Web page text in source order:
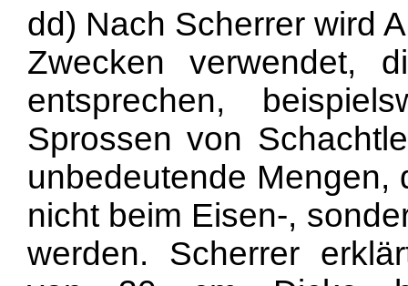
dd) Nach Scherrer wird
Zwecken verwendet,
entsprechen,
Sprossen von
unbedeutende Mengen,
nicht beim Eisen-,
werden. Scherrer